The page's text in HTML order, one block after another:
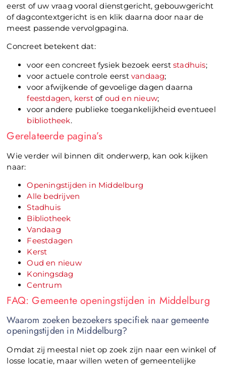
eerst of uw vraag vooral dienstgericht, gebouwgericht
of dagcontextgericht is en klik daarna door naar de
meest passende vervolgpagina.
Concreet betekent dat:
voor een concreet fysiek bezoek eerststadhuis;
voor actuele controle eerstvandaag;
voor afwijkende of gevoelige dagen daarna
feestdagen, kerstof oud en nieuw;
voor andere publieke toegankelijkheid eventueel
bibliotheek.
Gerelateerde pagina’s
Wie verder wil binnen dit onderwerp, kan ook kijken
naar:
Openingstijden in Middelburg
Alle bedrijven
Stadhuis
Bibliotheek
Vandaag
Feestdagen
Kerst
Oud en nieuw
Koningsdag
Centrum
FAQ: Gemeente openingstijden in Middelburg
Waarom zoeken bezoekers specifiek naar gemeente
openingstijden in Middelburg?
Omdat zij meestal niet op zoek zijn naar een winkel of
losse locatie, maar willen weten of gemeentelijke